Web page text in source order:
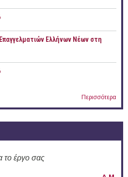
Ελλήνων Νέων στη
Περισσότερα
για την ενεργή δράση σας στο